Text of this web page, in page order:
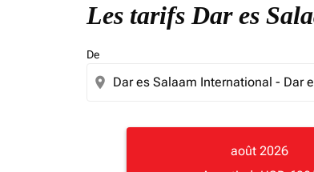
Les tarifs Dar es
De
location_on
août 2026